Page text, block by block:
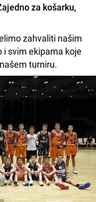
za košarku,
zahvaliti našim
svim ekipama koje
turniru.